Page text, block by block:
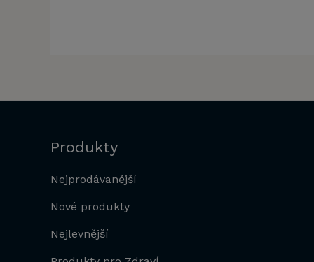
Produkty
Nejprodávanější
Nové produkty
Nejlevnější